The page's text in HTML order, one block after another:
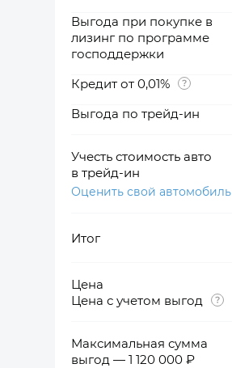
Выгода при покупке в
лизинг по программе
господдержки
Кредит от 0,01%
Выгода по трейд-ин
Учесть стоимость авто
в трейд-ин
Оценить свой автомобиль
Итог
Цена
Цена с учетом выгод
Максимальная сумма
выгод — 1 120 000 ₽